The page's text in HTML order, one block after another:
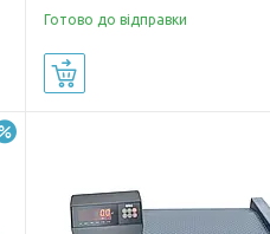
Готово до відправки